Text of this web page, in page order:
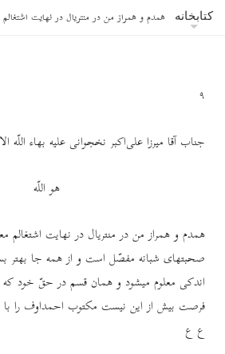
کتابخانه
٩
جناب آقا میرزا علی‌اکبر نخجوانی علیه بهاء اللّه
هو اللّه
همدم و همراز من در منتریال در نهایت
صحبتهای شبانه مفصّل است و از همه جا بهتر
اندکی معلوم میشود و همان قسم در حقّ خود که
فرصت بیش از این نیست مکتوب احمداوف را با
ع ع